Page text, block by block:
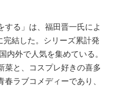
る」は、福田晋一氏によ
完結した。シリーズ累計発
内外で人気を集めている。
菜と、コスプレ好きの喜多
ラブコメディーであり、